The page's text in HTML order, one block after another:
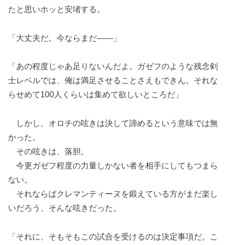
たと思いホッと安堵する。
「大丈夫だ。今ならまだ――」
「あの程度じゃあ足りないんだよ。ガゼフのような残念剣
士レベルでは、俺は満足させることさえもできん。それな
らせめて100人くらいは集めて欲しいところだ」
しかし、オロチの呟きは決して諦めるという意味では無
かった。
その呟きは、落胆。
今更ガゼフ程度の力量しかない者を相手にしてもつまら
ない。
それならばクレマンティーヌを鍛えている方がまだ楽し
いだろう、そんな呟きだった。
「それに、そもそもこの試合を受けるのは決定事項だ。こ